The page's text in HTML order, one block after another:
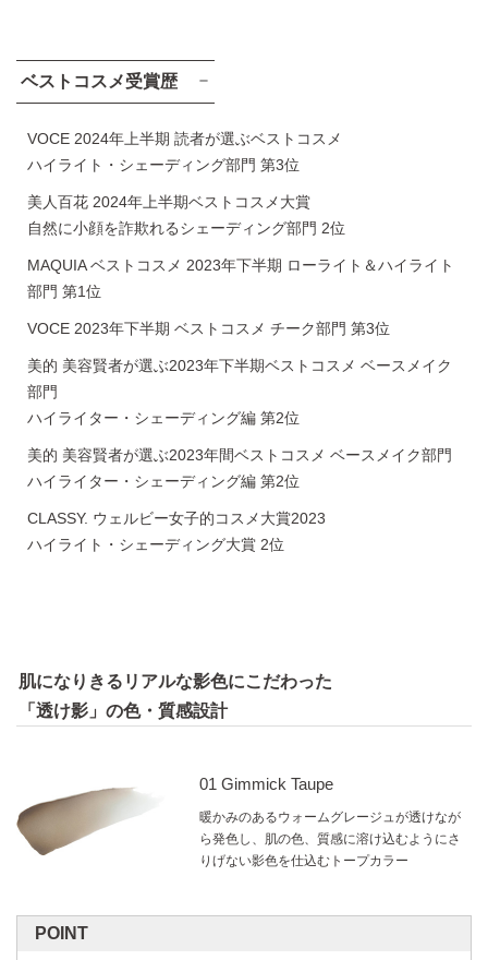
ベストコスメ受賞歴
VOCE 2024年上半期 読者が選ぶベストコスメ
ハイライト・シェーディング部門 第3位
美人百花 2024年上半期ベストコスメ大賞
自然に小顔を詐欺れるシェーディング部門 2位
MAQUIA ベストコスメ 2023年下半期 ローライト＆ハイライト
部門 第1位
VOCE 2023年下半期 ベストコスメ チーク部門 第3位
美的 美容賢者が選ぶ2023年下半期ベストコスメ ベースメイク
部門
ハイライター・シェーディング編 第2位
美的 美容賢者が選ぶ2023年間ベストコスメ ベースメイク部門
ハイライター・シェーディング編 第2位
CLASSY. ウェルビー女子的コスメ大賞2023
ハイライト・シェーディング大賞 2位
肌になりきるリアルな影色にこだわった
「透け影」の色・質感設計
01 Gimmick Taupe
暖かみのあるウォームグレージュが透けなが
ら発色し、肌の色、質感に溶け込むようにさ
りげない影色を仕込むトープカラー
POINT